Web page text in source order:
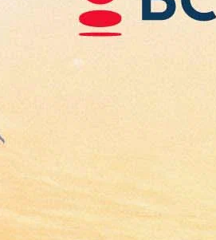
04:04
Афиша Plus